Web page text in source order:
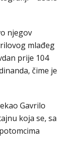
njegov
mlađeg
prije 104
čime je
Gavrilo
koja se, sa